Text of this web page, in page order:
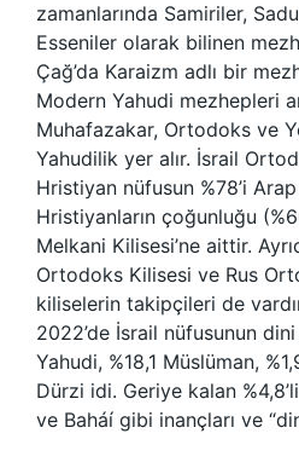
zamanlarında Samiriler,
Esseniler olarak bilinen
Çağ’da Karaizm adlı bir
Modern Yahudi mezhepleri
Muhafazakar, Ortodoks ve
Yahudilik yer alır. İsrail
Hristiyan nüfusun %78’i
Hristiyanların çoğunluğu
Melkani Kilisesi’ne aittir.
Ortodoks Kilisesi ve Rus
kiliselerin takipçileri de
2022’de İsrail nüfusunun dini
Yahudi, %18,1 Müslüman,
Dürzi idi. Geriye kalan
ve Baháí gibi inançları ve